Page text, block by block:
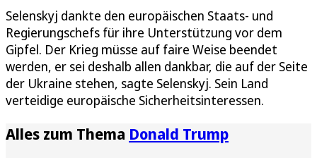
Selenskyj dankte den europäischen Staats- und
Regierungschefs für ihre Unterstützung vor dem
Gipfel. Der Krieg müsse auf faire Weise beendet
werden, er sei deshalb allen dankbar, die auf der Seite
der Ukraine stehen, sagte Selenskyj. Sein Land
verteidige europäische Sicherheitsinteressen.
Alles zum Thema Donald Trump